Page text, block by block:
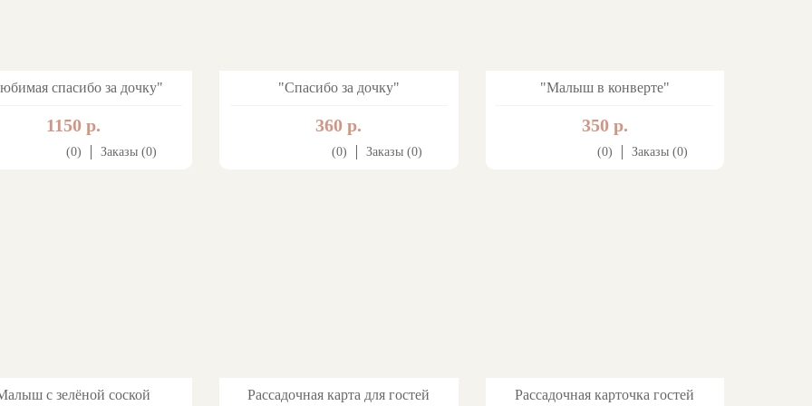
спасибо за дочку"
1150 р.
(0) Заказы (0)
"Спасибо за дочку"
360 р.
(0) Заказы (0)
"Малыш в конверте"
350 р.
(0) Заказы (0)
с зелёной соской Рассадочная карта для гостей Рассадочная карточка гостей